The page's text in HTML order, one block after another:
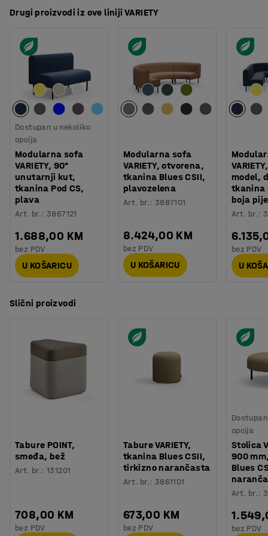
Drugi proizvodi iz ove liniji VARIETY
Dostupan u nekoliko
opcija
Modularna sofa
VARIETY, 90°
unutarnji kut,
tkanina Pod CS,
plava
Art. br.:3867121
1.688,00 KM
bez PDV
U KOŠARICU
Modularna sofa
VARIETY, otvorena,
tkanina Blues CSII,
plavozelena
Art. br.: 3887101
8.424,00 KM
bez PDV
U KOŠARICU
model,
tkanina
boja
Art. br.:
bez PDV
U
Slični proizvodi
Tabure POINT,
smeđa, bež
Art. br.:131201
708,00 KM
bez PDV
Tabure VARIETY,
tkanina Blues CSII,
tirkizno narančasta
Art. br.: 3861101
673,00 KM
bez PDV
opcija
Stolica
900
Blues
Art. br.:
bez PDV